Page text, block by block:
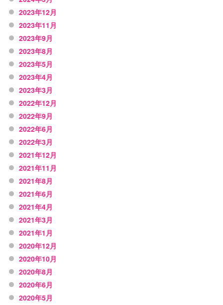
2023年12月
2023年11月
2023年9月
2023年8月
2023年5月
2023年4月
2023年3月
2022年12月
2022年9月
2022年6月
2022年3月
2021年12月
2021年11月
2021年8月
2021年6月
2021年4月
2021年3月
2021年1月
2020年12月
2020年10月
2020年8月
2020年6月
2020年5月